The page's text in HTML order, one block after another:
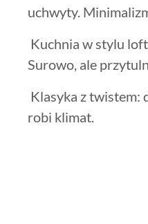
uchwyty.
Kuchnia w stylu
Surowo, ale
Klasyka z twistem:
robi klimat.